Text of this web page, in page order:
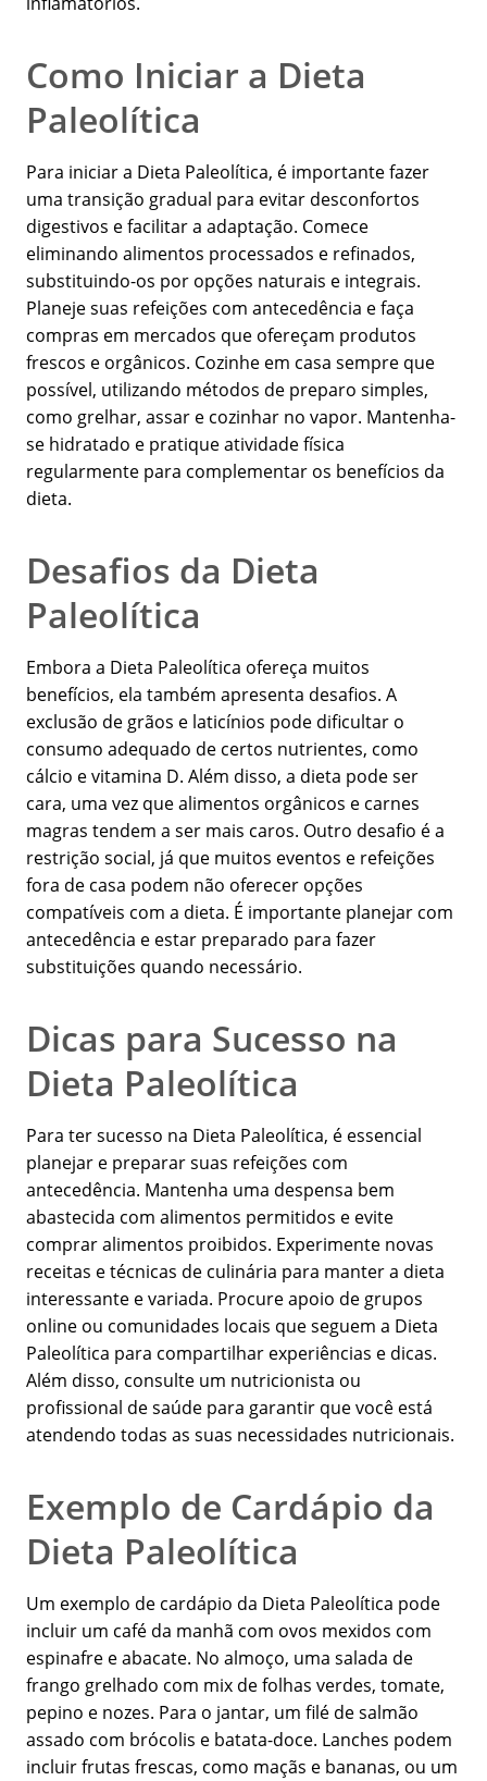
Como Iniciar a Dieta
Paleolítica
Para iniciar a Dieta Paleolítica, é importante fazer
uma transição gradual para evitar desconfortos
digestivos e facilitar a adaptação. Comece
eliminando alimentos processados e refinados,
substituindo-os por opções naturais e integrais.
Planeje suas refeições com antecedência e faça
compras em mercados que ofereçam produtos
frescos e orgânicos. Cozinhe em casa sempre que
possível, utilizando métodos de preparo simples,
como grelhar, assar e cozinhar no vapor. Mantenha-
se hidratado e pratique atividade física
regularmente para complementar os benefícios da
dieta.
Desafios da Dieta
Paleolítica
Embora a Dieta Paleolítica ofereça muitos
benefícios, ela também apresenta desafios. A
exclusão de grãos e laticínios pode dificultar o
consumo adequado de certos nutrientes, como
cálcio e vitamina D. Além disso, a dieta pode ser
cara, uma vez que alimentos orgânicos e carnes
magras tendem a ser mais caros. Outro desafio é a
restrição social, já que muitos eventos e refeições
fora de casa podem não oferecer opções
compatíveis com a dieta. É importante planejar com
antecedência e estar preparado para fazer
substituições quando necessário.
Dicas para Sucesso na
Dieta Paleolítica
Para ter sucesso na Dieta Paleolítica, é essencial
planejar e preparar suas refeições com
antecedência. Mantenha uma despensa bem
abastecida com alimentos permitidos e evite
comprar alimentos proibidos. Experimente novas
receitas e técnicas de culinária para manter a dieta
interessante e variada. Procure apoio de grupos
online ou comunidades locais que seguem a Dieta
Paleolítica para compartilhar experiências e dicas.
Além disso, consulte um nutricionista ou
profissional de saúde para garantir que você está
atendendo todas as suas necessidades nutricionais.
Exemplo de Cardápio da
Dieta Paleolítica
Um exemplo de cardápio da Dieta Paleolítica pode
incluir um café da manhã com ovos mexidos com
espinafre e abacate. No almoço, uma salada de
frango grelhado com mix de folhas verdes, tomate,
pepino e nozes. Para o jantar, um filé de salmão
assado com brócolis e batata-doce. Lanches podem
incluir frutas frescas, como maçãs e bananas, ou um